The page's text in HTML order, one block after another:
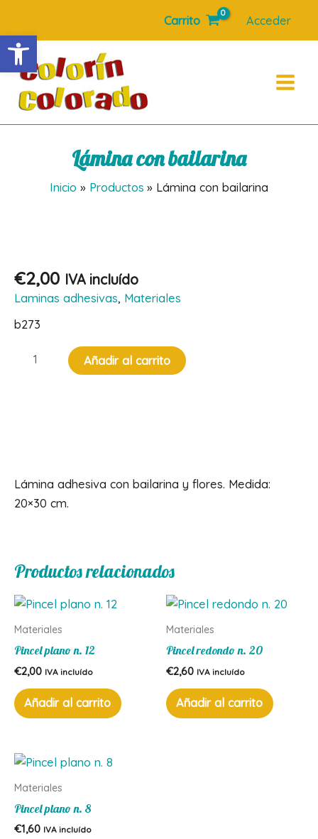
Abrir barra de herramientas
contenido
Carrito Acceder
Main
Menu
Lámina con bailarina
Inicio Productos Lámina con bailarina
€2,00 IVA incluído
Laminas adhesivas, Materiales
b273
Lámina
Añadir al carrito
Lámina adhesiva con bailarina y flores. Medida:
20×30 cm.
Productos relacionados
Materiales
Pincel plano n. 12
€2,00 IVA incluído
Añadir al carrito
Materiales
Pincel redondo n. 20
€2,60 IVA incluído
Añadir al carrito
Materiales
Pincel plano n. 8
€1,60 IVA incluído